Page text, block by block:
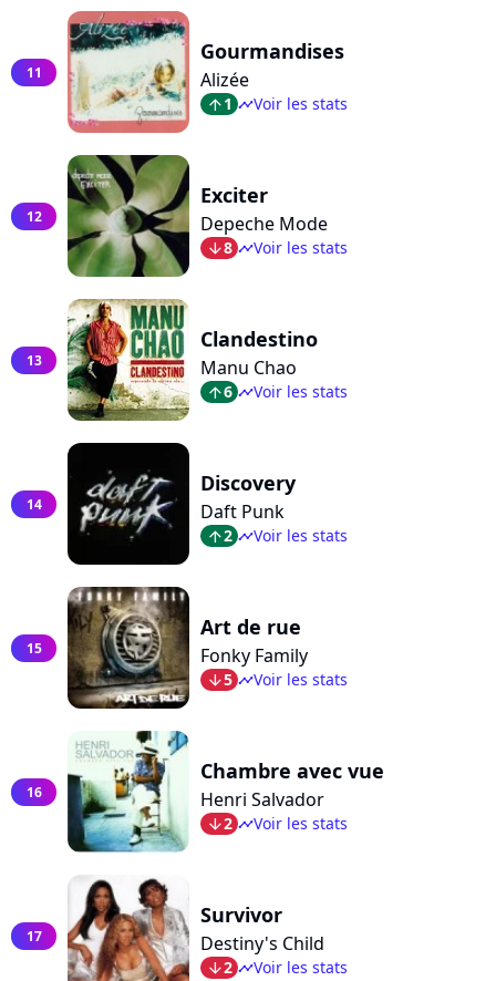
11
Gourmandises
Alizée
arrow_top1 timelineVoir les stats
12
Exciter
Depeche Mode
arrow_bot8 timelineVoir les stats
13
Clandestino
Manu Chao
arrow_top6 timelineVoir les stats
14
Discovery
Daft Punk
arrow_top2 timelineVoir les stats
15
Art de rue
Fonky Family
arrow_bot5 timelineVoir les stats
16
Chambre avec vue
Henri Salvador
arrow_bot2 timelineVoir les stats
17
Survivor
Destiny's Child
arrow_bot2 timelineVoir les stats